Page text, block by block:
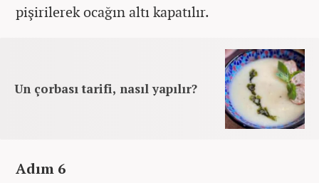
pişirilerek ocağın altı kapatılır.
Un çorbası tarifi, nasıl yapılır?
Adım 6